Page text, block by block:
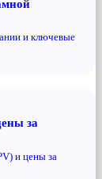
и ключевые
за
и цены за